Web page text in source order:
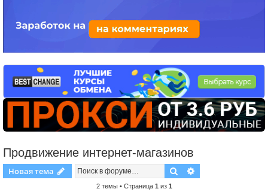
Продвижение интернет-магазинов
Новая тема Поиск
2 темы • Страница 1 из 1